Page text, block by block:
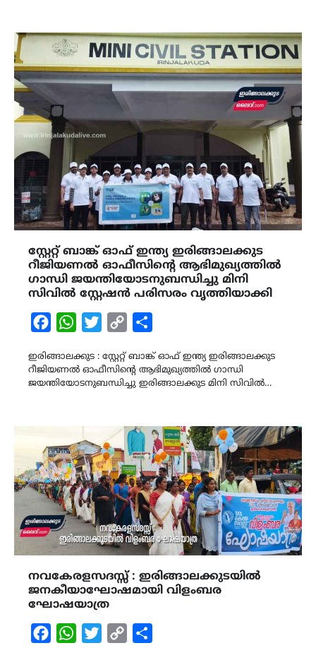
സ്റ്റേറ്റ് ബാങ്ക് ഓഫ് ഇന്ത്യ ഇരിങ്ങാലക്കുട
റീജിയണൽ ഓഫീസിന്റെ ആഭിമുഖ്യത്തിൽ
ഗാന്ധി ജയന്തിയോടനുബന്ധിച്ചു മിനി
സിവിൽ സ്റ്റേഷൻ പരിസരം വൃത്തിയാക്കി
FacebookWhatsAppTwitterCopy
ഇരിങ്ങാലക്കുട : സ്റ്റേറ്റ് ബാങ്ക് ഓഫ് ഇന്ത്യ ഇരിങ്ങാലക്കുട
റീജിയണൽ ഓഫീസിന്റെ ആഭിമുഖ്യത്തിൽ ഗാന്ധി
ജയന്തിയോടനുബന്ധിച്ചു ഇരിങ്ങാലക്കുട മിനി സിവിൽ…
നവകേരളസദസ്സ് : ഇരിങ്ങാലക്കുടയിൽ
ജനകീയാഘോഷമായി വിളംബര
ഘോഷയാത്ര
FacebookWhatsAppTwitterCopy